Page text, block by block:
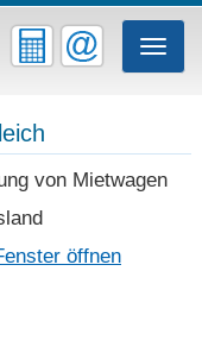
Toggle
von Mietwagen
öffnen